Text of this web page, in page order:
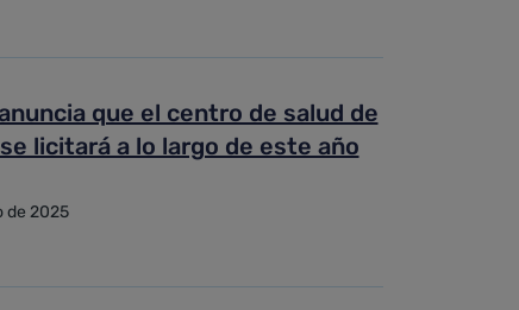
que el centro de salud de
licitará a lo largo de este año
de 2025